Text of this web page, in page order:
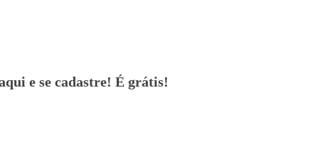
e se cadastre! É grátis!